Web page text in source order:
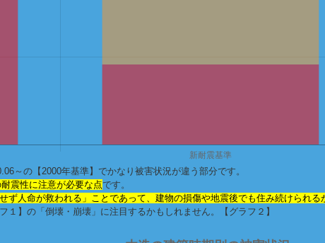
～の【2000年基準】でかなり被害状況が違う部分です。
震性に注意が必要な点です。
人命が救われる」ことであって、建物の損傷や地震後でも住み続けられる
１】の 「倒壊・崩壊」 に注目するかもしれません。【グラフ２】